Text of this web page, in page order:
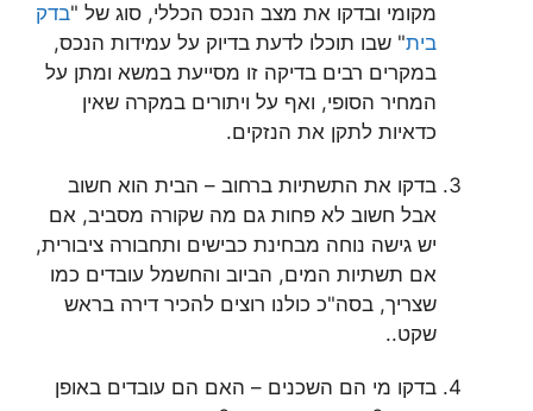
מקומי ובדקו את מצב הנכס הכללי, סוג של "בדק
בית" שבו תוכלו לדעת בדיוק על עמידות הנכס,
במקרים רבים בדיקה זו מסייעת במשא ומתן על
המחיר הסופי, ואף על ויתורים במקרה שאין
כדאיות לתקן את הנזקים.
בדקו את התשתיות ברחוב – הבית הוא חשוב
אבל חשוב לא פחות גם מה שקורה מסביב, אם
יש גישה נוחה מבחינת כבישים ותחבורה ציבורית,
אם תשתיות המים, הביוב והחשמל עובדים כמו
שצריך, בסה"כ כולנו רוצים להכיר דירה בראש
שקט..
בדקו מי הם השכנים – האם הם עובדים באופן